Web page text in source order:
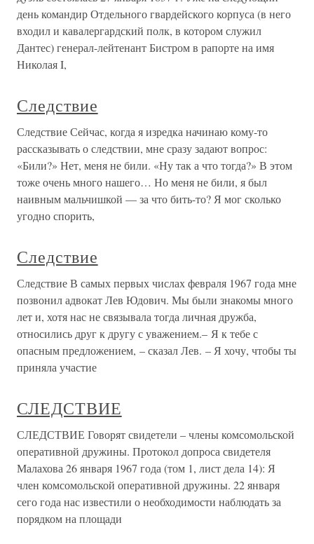
день командир Отдельного гвардейского корпуса (в него
входил и кавалергардский полк, в котором служил
Дантес) генерал-лейтенант Бистром в рапорте на имя
Николая I,
Следствие
Следствие Сейчас, когда я изредка начинаю кому-то
рассказывать о следствии, мне сразу задают вопрос:
«Били?» Нет, меня не били. «Ну так а что тогда?» В этом
тоже очень много нашего… Но меня не били, я был
наивным мальчишкой — за что бить-то? Я мог сколько
угодно спорить,
Следствие
Следствие В самых первых числах февраля 1967 года мне
позвонил адвокат Лев Юдович. Мы были знакомы много
лет и, хотя нас не связывала тогда личная дружба,
относились друг к другу с уважением.– Я к тебе с
опасным предложением, – сказал Лев. – Я хочу, чтобы ты
приняла участие
СЛЕДСТВИЕ
СЛЕДСТВИЕ Говорят свидетели – члены комсомольской
оперативной дружины. Протокол допроса свидетеля
Малахова 26 января 1967 года (том 1, лист дела 14): Я
член комсомольской оперативной дружины. 22 января
сего года нас известили о необходимости наблюдать за
порядком на площади